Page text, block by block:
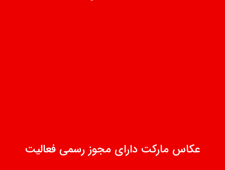
عکاس مارکت دارای مجوز رسمی فعالیت